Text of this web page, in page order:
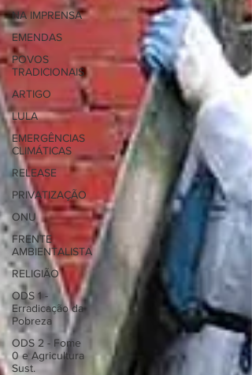
NA IMPRENSA
EMENDAS
POVOS
TRADICIONAIS
ARTIGO
LULA
EMERGÊNCIAS
CLIMÁTICAS
RELEASE
PRIVATIZAÇÃO
ONU
FRENTE
AMBIENTALISTA
RELIGIÃO
ODS 1 -
Erradicação da
Pobreza
ODS 2 - Fome
0 e Agricultura
Sust.